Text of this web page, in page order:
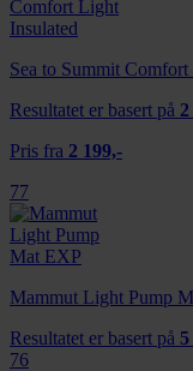
Sea to Summit
Resultatet er basert på 2
Pris fra 2 199,-
77
Mammut Light Pump
Resultatet er basert på 5
76